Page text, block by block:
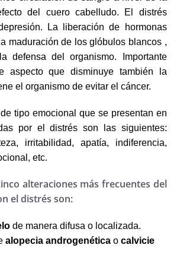
del cuero cabelludo. El distrés
La liberación de hormonas
maduración de los glóbulos blancos ,
defensa del organismo. Importante
aspecto que disminuye también la
el organismo de evitar el cáncer.
tipo emocional que se presentan en
por el distrés son las siguientes:
irritabilidad, apatía, indiferencia,
etc.
alteraciones más frecuentes del
el distrés son:
de manera difusa o localizada.
alopecia androgenética ocalvicie